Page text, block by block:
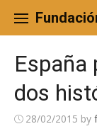
content
España
dos
28/02/2015 by